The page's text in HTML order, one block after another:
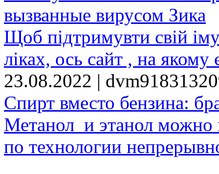
вызванные вирусом Зика
Щоб підтримувти свій
ліках, ось сайт , на якому
23.08.2022 |
Спирт вместо бензина:
Метанол и этанол можно
по технологии